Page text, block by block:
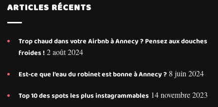
ARTICLES RÉCENTS
Trop chaud dans votre Airbnb à Annecy ? Pensez aux douches
froides ! 2 août 2024
Est-ce que l’eau du robinet est bonne à Annecy ? 8 juin 2024
Top 10 des spots les plus instagrammables 14 novembre 2023